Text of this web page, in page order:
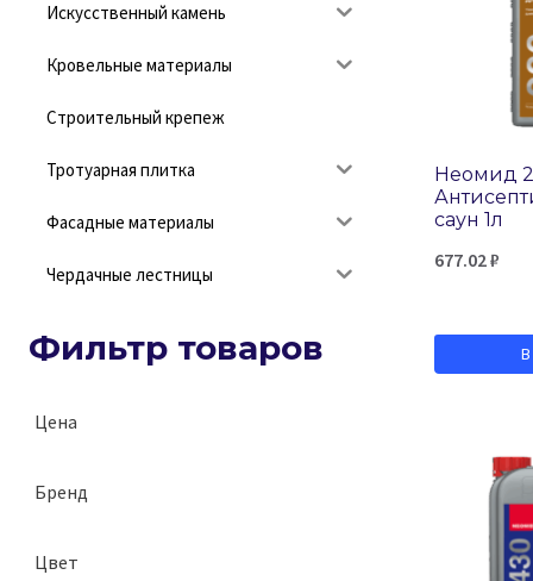
Неомид
саун 1л
677.02₽
Искусственный камень
Кровельные материалы
Строительный крепеж
Тротуарная плитка
Фасадные материалы
Чердачные лестницы
Фильтр товаров
Цена
Бренд
Цвет